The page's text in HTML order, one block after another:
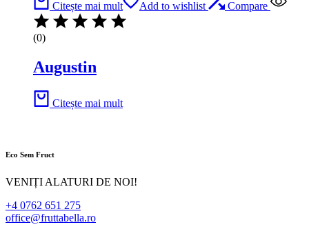
Citește mai mult Add to wishlist Compare
(0)
Augustin
Citește mai mult
Eco Sem Fruct
VENIȚI ALATURI DE NOI!
+4 0762 651 275
office@fruttabella.ro